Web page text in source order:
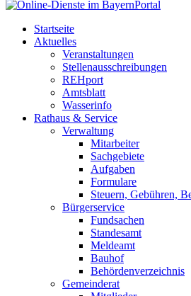
Startseite
Aktuelles
Veranstaltungen
Stellenausschreibungen
REHport
Amtsblatt
Wasserinfo
Rathaus & Service
Verwaltung
Mitarbeiter
Sachgebiete
Aufgaben
Formulare
Steuern, Gebühren,
Bürgerservice
Fundsachen
Standesamt
Meldeamt
Bauhof
Behördenverzeichnis
Gemeinderat